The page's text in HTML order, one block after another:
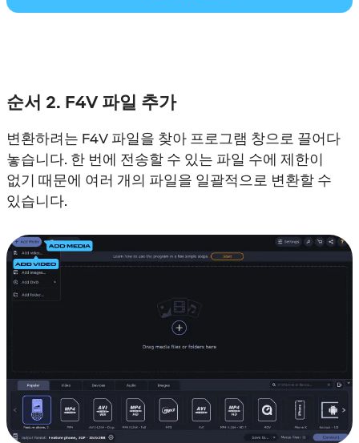
순서 2. F4V 파일 추가
변환하려는 F4V 파일을 찾아 프로그램 창으로 끌어다
놓습니다. 한 번에 전송할 수 있는 파일 수에 제한이
없기 때문에 여러 개의 파일을 일괄적으로 변환할 수
있습니다.